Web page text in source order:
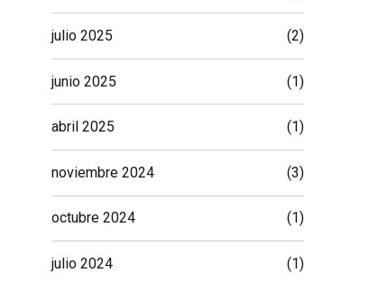
julio 2025 (2)
junio 2025 (1)
abril 2025 (1)
noviembre 2024 (3)
octubre 2024 (1)
julio 2024 (1)